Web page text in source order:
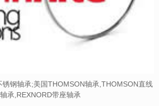
锈钢轴承;美国THOMSON轴承,THOMSON直线
承,REXNORD带座轴承